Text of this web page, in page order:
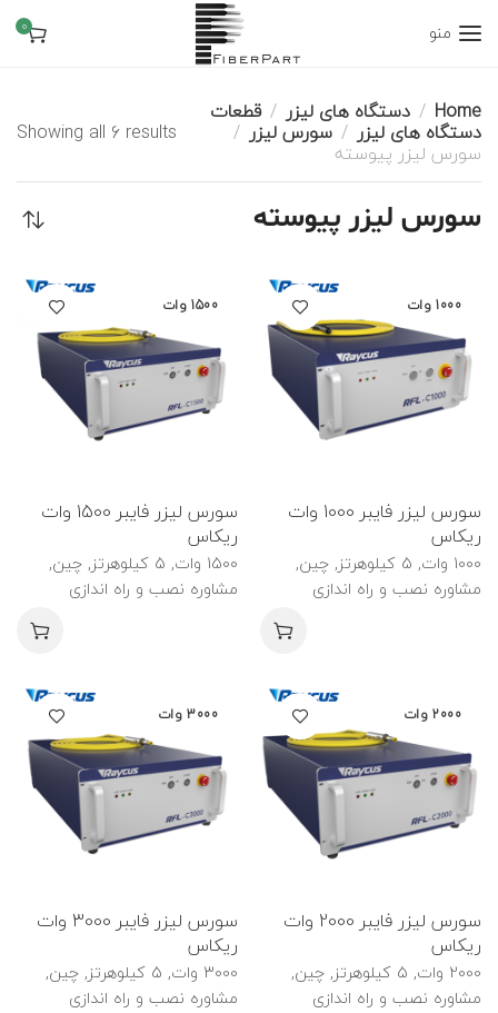
منو 0
Home دستگاه های لیزر قطعات
دستگاه های لیزر سورس لیزر
سورس لیزر پیوسته
Showing all 6 results
سورس لیزر پیوسته
1000 وات
سورس لیزر فایبر 1000 وات
ریکاس
1000 وات, 5 کیلوهرتز, چین,
مشاوره نصب و راه اندازی
1500 وات
سورس لیزر فایبر 1500 وات
ریکاس
1500 وات, 5 کیلوهرتز, چین,
مشاوره نصب و راه اندازی
2000 وات
سورس لیزر فایبر 2000 وات
ریکاس
2000 وات, 5 کیلوهرتز, چین,
مشاوره نصب و راه اندازی
3000 وات
سورس لیزر فایبر 3000 وات
ریکاس
3000 وات, 5 کیلوهرتز, چین,
مشاوره نصب و راه اندازی